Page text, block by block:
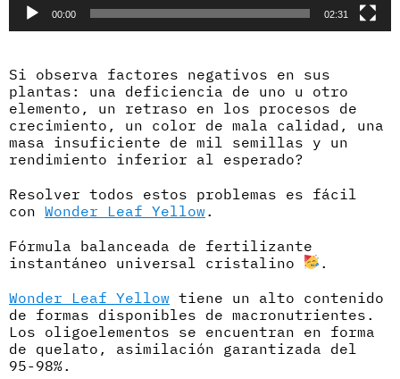
00:00 02:31
Si observa factores negativos en sus
plantas: una deficiencia de uno u otro
elemento, un retraso en los procesos de
crecimiento, un color de mala calidad, una
masa insuficiente de mil semillas y un
rendimiento inferior al esperado?
Resolver todos estos problemas es fácil
con Wonder Leaf Yellow .
Fórmula balanceada de fertilizante
instantáneo universal cristalino
.
Wonder Leaf Yellow tiene un alto contenido
de formas disponibles de macronutrientes.
Los oligoelementos se encuentran en forma
de quelato, asimilación garantizada del
95-98%.